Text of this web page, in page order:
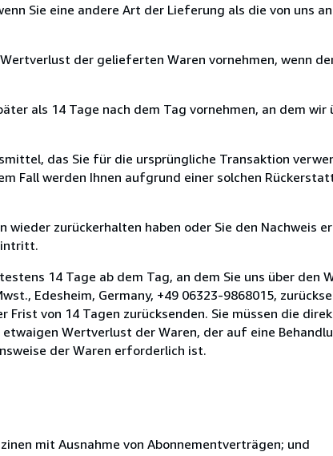
Sie eine andere Art der Lieferung als die von uns
der gelieferten Waren vornehmen, wenn
als 14 Tage nach dem Tag vornehmen, an dem wir
das Sie für die ursprüngliche Transaktion
Fall werden Ihnen aufgrund einer solchen
zurückerhalten haben oder Sie den Nachweis
14 Tage ab dem Tag, an dem Sie uns über den
Edesheim, Germany, +49 06323-9868015,
von 14 Tagen zurücksenden. Sie müssen die
Wertverlust der Waren, der auf eine
der Waren erforderlich ist.
mit Ausnahme von Abonnementverträgen; und